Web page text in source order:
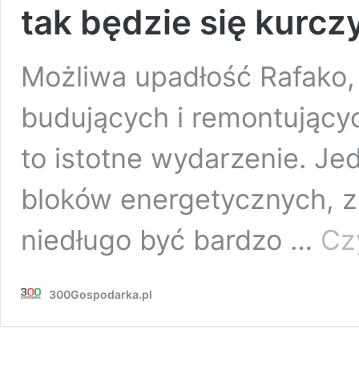
tak będzie się
Możliwa upadłość
budujących i
to istotne wydarzenie.
bloków energetycznych,
niedługo być bardzo …
300Gospodarka.pl